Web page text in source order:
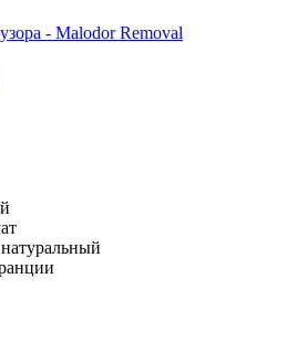
- Malodor Removal